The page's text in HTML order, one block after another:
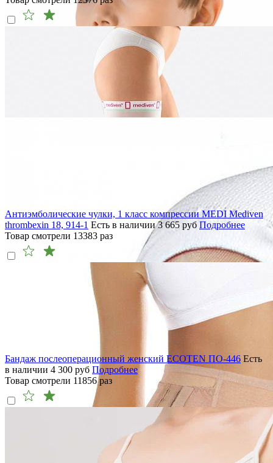
Антиэмболические чулки, 1 класс компрессии MEDI Mediven
thrombexin 18, 914-1 Есть в наличии 3 665 руб Подробнее
Товар смотрели 13383 раз
Бандаж послеоперационный женский ECOTEN ПО-446 Есть
в наличии 4 300 руб Подробнее
Товар смотрели 11856раз